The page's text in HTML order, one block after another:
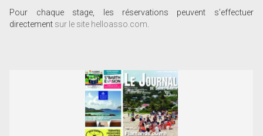
Pour chaque stage, les réservations peuvent s’effectuer
directement sur le site helloasso.com